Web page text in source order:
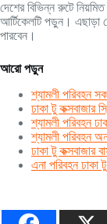
দেশের বিভিন্ন রুটে
আর্টিকেলটি পড়ুন। এছাড়া
পারবেন।
আরো পড়ুন
শ্যামলী পরিবহন
ঢাকা টু কক্সবাজার
শ্যামলী পরিবহন
শ্যামলী পরিবহন
ঢাকা টু কক্সবাজার
এনা পরিবহন ঢাকা